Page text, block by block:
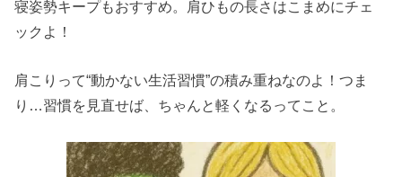
寝姿勢キープもおすすめ。肩ひもの長さはこまめにチェ
ックよ！
肩こりって“動かない生活習慣”の積み重ねなのよ！つま
り…習慣を見直せば、ちゃんと軽くなるってこと。